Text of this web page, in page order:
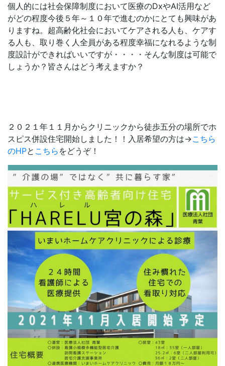
個人的には社会保障制度において医療のDxやAI活用など
がどの程度今後５年～１０年で進むのかにとても興味があ
りますね。超高齢化社会においてケアされる人も、ケアす
る人も、取り巻く人全員がある程度幸福になれるような制
度設計ができればいいですが・・・・そんな制度は可能で
しょうか？皆さんはどう考えますか？
２０２１年１１月からクリニックから徒歩五分の場所でホ
スピス併設住宅開始しました！！入居希望の方は→こちら
のHPと こちら をどうぞ！